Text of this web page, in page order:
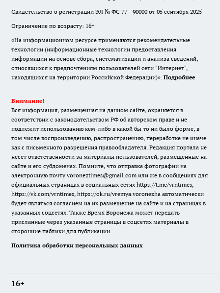
Свидетельство о регистрации ЭЛ № ФС 77 - 90000 от 05 сентября 2025
Ограничение по возрасту: 16+
«На информационном ресурсе применяются рекомендательные
технологии (информационные технологии предоставления
информации на основе сбора, систематизации и анализа сведений,
относящихся к предпочтениям пользователей сети "Интернет",
находящихся на территории Российской Федерации)». Подробнее
Внимание!
Вся информация, размещенная на данном сайте, охраняется в
соответствии с законодательством РФ об авторском праве и не
подлежит использованию кем-либо в какой бы то ни было форме, в
том числе воспроизведению, распространению, переработке не иначе
как с письменного разрешения правообладателя. Редакция портала не
несет ответственности за материалы пользователей, размещенные на
сайте и его субдоменах. Помните, что отправка фотографии на
электронную почту voroneztimes@gmail.com или же в сообщениях для
официальных страницах в социальных сетях https://t.me/vrntimes,
https://vk.com/vrntimes, https://ok.ru/vremya.voronezha автоматически
будет являться согласием на их размещение на сайте и на страницах в
указанных соцсетях. Также Время Воронежа может передать
присланные через указанные страницы в соцсетях материалы в
сторонние паблики для публикации.
Политика обработки персональных данных
16+